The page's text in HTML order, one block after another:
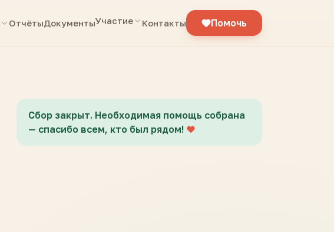
ОтчётыДокументыУчастие Контакты Помочь
Сбор закрыт. Необходимая помощь собрана
— спасибо всем, кто был рядом!